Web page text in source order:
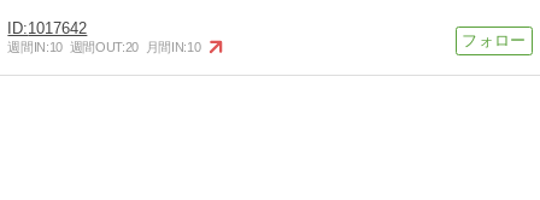
1017642
週間IN:10 週間OUT:20 月間IN:10